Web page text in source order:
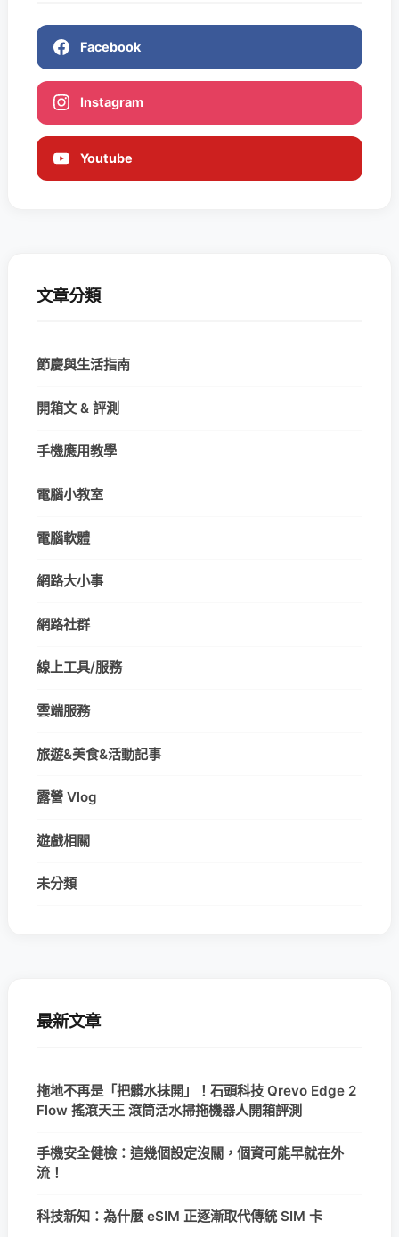
Facebook
Instagram
Youtube
文章分類
節慶與生活指南
開箱文 & 評測
手機應用教學
電腦小教室
電腦軟體
網路大小事
網路社群
線上工具/服務
雲端服務
旅遊&美食&活動記事
露營 Vlog
遊戲相關
未分類
最新文章
拖地不再是「把髒水抹開」！石頭科技 Qrevo Edge 2
Flow 搖滾天王 滾筒活水掃拖機器人開箱評測
手機安全健檢：這幾個設定沒關，個資可能早就在外
流！
科技新知：為什麼 eSIM 正逐漸取代傳統 SIM 卡